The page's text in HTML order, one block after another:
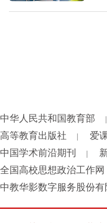
中华人民共和国教育部
高等教育出版社 爱
中国学术前沿期刊
全国高校思想政治工作网
中教华影数字服务股份有